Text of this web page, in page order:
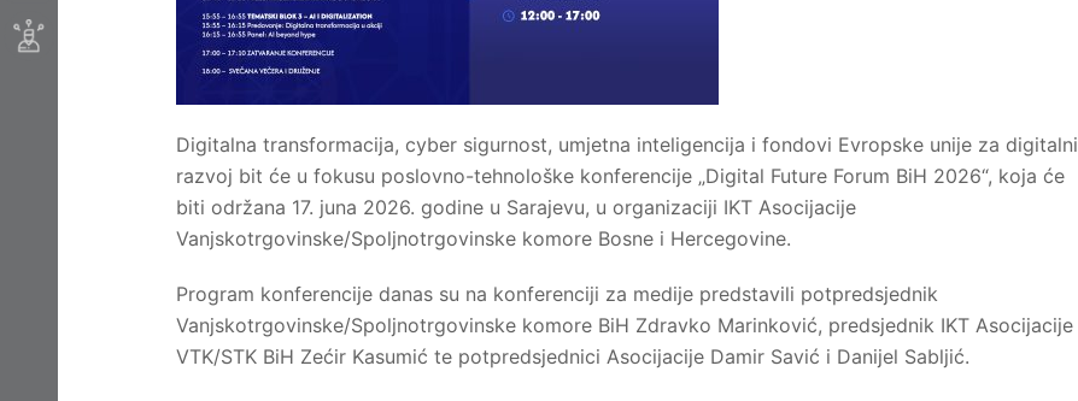
Digitalna transformacija, cyber sigurnost, umjetna inteligencija i fondovi Evropske unije za digitalni
razvoj bit će u fokusu poslovno-tehnološke konferencije „Digital Future Forum BiH 2026“, koja će
biti održana 17. juna 2026. godine u Sarajevu, u organizaciji IKT Asocijacije
Vanjskotrgovinske/Spoljnotrgovinske komore Bosne i Hercegovine.
Program konferencije danas su na konferenciji za medije predstavili potpredsjednik
Vanjskotrgovinske/Spoljnotrgovinske komore BiH Zdravko Marinković, predsjednik IKT Asocijacije
VTK/STK BiH Zećir Kasumić te potpredsjednici Asocijacije Damir Savić i Danijel Sabljić.